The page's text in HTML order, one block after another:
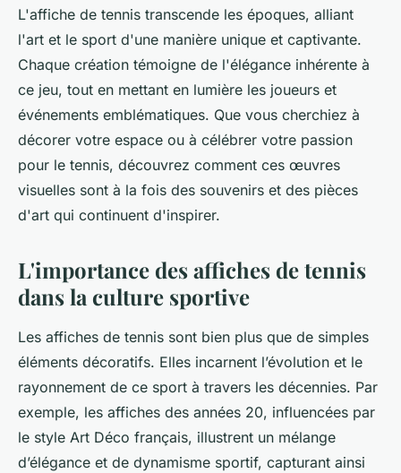
Affiche tennis : l'élégance du
sport à travers le temps
Iris •17 mars 2025•3 min de lecture
L'affiche de tennis transcende les époques, alliant
l'art et le sport d'une manière unique et captivante.
Chaque création témoigne de l'élégance inhérente à
ce jeu, tout en mettant en lumière les joueurs et
événements emblématiques. Que vous cherchiez à
décorer votre espace ou à célébrer votre passion
pour le tennis, découvrez comment ces œuvres
visuelles sont à la fois des souvenirs et des pièces
d'art qui continuent d'inspirer.
L'importance des affiches de tennis
dans la culture sportive
Les affiches de tennis sont bien plus que de simples
éléments décoratifs. Elles incarnent l’évolution et le
rayonnement de ce sport à travers les décennies. Par
exemple, les affiches des années 20, influencées par
le style Art Déco français, illustrent un mélange
d’élégance et de dynamisme sportif, capturant ainsi